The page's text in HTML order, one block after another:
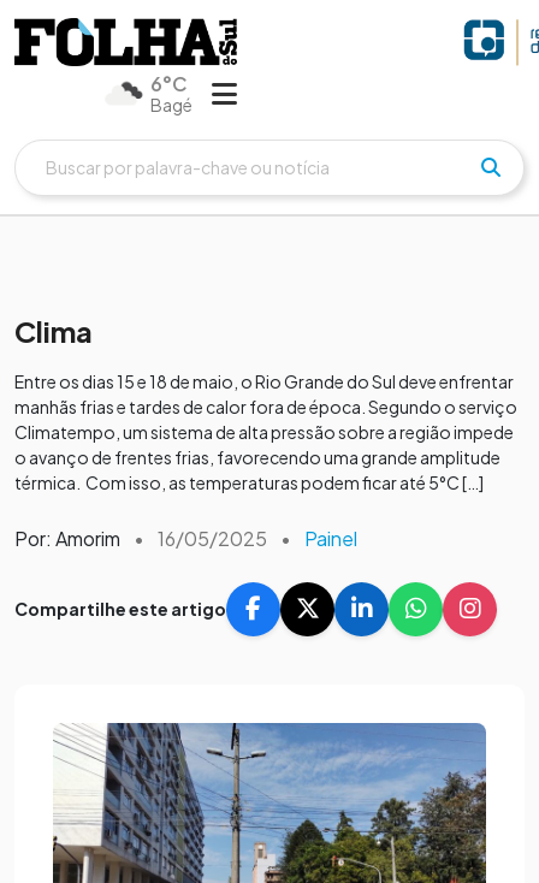
6°C
Bagé
Clima
Entre os dias 15 e 18 de maio, o Rio Grande do Sul deve enfrentar
manhãs frias e tardes de calor fora de época. Segundo o serviço
Climatempo, um sistema de alta pressão sobre a região impede
o avanço de frentes frias, favorecendo uma grande amplitude
térmica. Com isso, as temperaturas podem ficar até 5°C […]
Por: Amorim • 16/05/2025 • Painel
Compartilhe este artigo